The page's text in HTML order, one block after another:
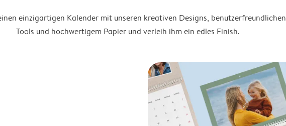
einzigartigen Kalender mit unseren kreativen Designs, benutzerfreundlichen
Tools und hochwertigem Papier und verleih ihm ein edles Finish.